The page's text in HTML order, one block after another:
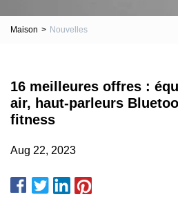
Maison > Nouvelles
16 meilleures offres :
air, haut-parleurs
fitness
Aug 22, 2023